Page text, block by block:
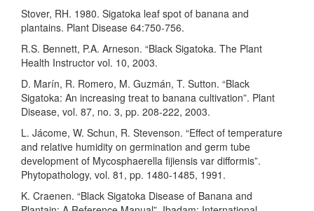
Stover, RH. 1980. Sigatoka leaf spot of banana and
plantains. Plant Disease 64:750-756.
R.S. Bennett, P.A. Arneson. “Black Sigatoka. The Plant
Health Instructor vol. 10, 2003.
D. Marín, R. Romero, M. Guzmán, T. Sutton. “Black
Sigatoka: An increasing treat to banana cultivation”. Plant
Disease, vol. 87, no. 3, pp. 208-222, 2003.
L. Jácome, W. Schun, R. Stevenson. “Effect of temperature
and relative humidity on germination and germ tube
development of Mycosphaerella fijiensis var difformis”.
Phytopathology, vol. 81, pp. 1480-1485, 1991.
K. Craenen. “Black Sigatoka Disease of Banana and